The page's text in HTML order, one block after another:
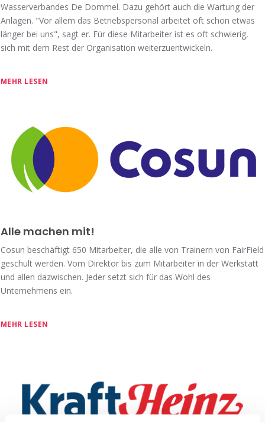
Wasserverbandes De Dommel. Dazu gehört auch die Wartung der
Anlagen. "Vor allem das Betriebspersonal arbeitet oft schon etwas
länger bei uns", sagt er. Für diese Mitarbeiter ist es oft schwierig,
sich mit dem Rest der Organisation weiterzuentwickeln.
MEHR LESEN
Alle machen mit!
Cosun beschäftigt 650 Mitarbeiter, die alle von Trainern von FairField
geschult werden. Vom Direktor bis zum Mitarbeiter in der Werkstatt
und allen dazwischen. Jeder setzt sich für das Wohl des
Unternehmens ein.
MEHR LESEN